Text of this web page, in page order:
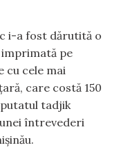
i-a fost dărutită o
pe
cu cele mai
care costă 150
tadjik
întrevederi